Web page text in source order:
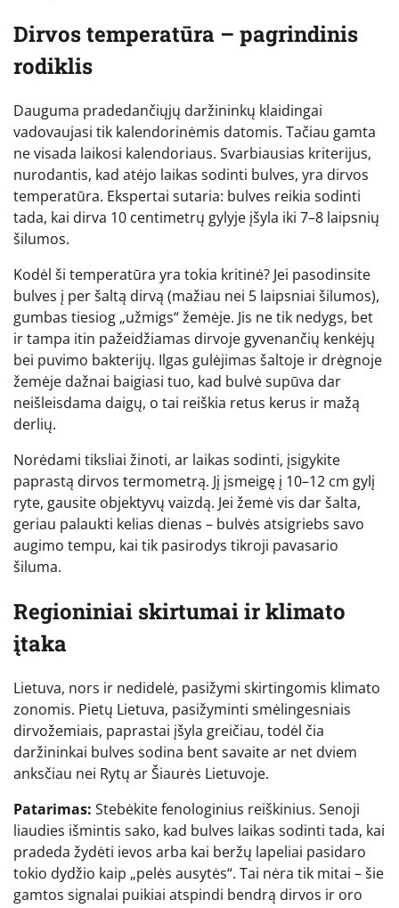
Dirvos temperatūra – pagrindinis
rodiklis
Dauguma pradedančiųjų daržininkų klaidingai
vadovaujasi tik kalendorinėmis datomis. Tačiau gamta
ne visada laikosi kalendoriaus. Svarbiausias kriterijus,
nurodantis, kad atėjo laikas sodinti bulves, yra dirvos
temperatūra. Ekspertai sutaria: bulves reikia sodinti
tada, kai dirva 10 centimetrų gylyje įšyla iki 7–8 laipsnių
šilumos.
Kodėl ši temperatūra yra tokia kritinė? Jei pasodinsite
bulves į per šaltą dirvą (mažiau nei 5 laipsniai šilumos),
gumbas tiesiog „užmigs“ žemėje. Jis ne tik nedygs, bet
ir tampa itin pažeidžiamas dirvoje gyvenančių kenkėjų
bei puvimo bakterijų. Ilgas gulėjimas šaltoje ir drėgnoje
žemėje dažnai baigiasi tuo, kad bulvė supūva dar
neišleisdama daigų, o tai reiškia retus kerus ir mažą
derlių.
Norėdami tiksliai žinoti, ar laikas sodinti, įsigykite
paprastą dirvos termometrą. Jį įsmeigę į 10–12 cm gylį
ryte, gausite objektyvų vaizdą. Jei žemė vis dar šalta,
geriau palaukti kelias dienas – bulvės atsigriebs savo
augimo tempu, kai tik pasirodys tikroji pavasario
šiluma.
Regioniniai skirtumai ir klimato
įtaka
Lietuva, nors ir nedidelė, pasižymi skirtingomis klimato
zonomis. Pietų Lietuva, pasižyminti smėlingesniais
dirvožemiais, paprastai įšyla greičiau, todėl čia
daržininkai bulves sodina bent savaite ar net dviem
anksčiau nei Rytų ar Šiaurės Lietuvoje.
Patarimas: Stebėkite fenologinius reiškinius. Senoji
liaudies išmintis sako, kad bulves laikas sodinti tada, kai
pradeda žydėti ievos arba kai beržų lapeliai pasidaro
tokio dydžio kaip „pelės ausytės“. Tai nėra tik mitai – šie
gamtos signalai puikiai atspindi bendrą dirvos ir oro